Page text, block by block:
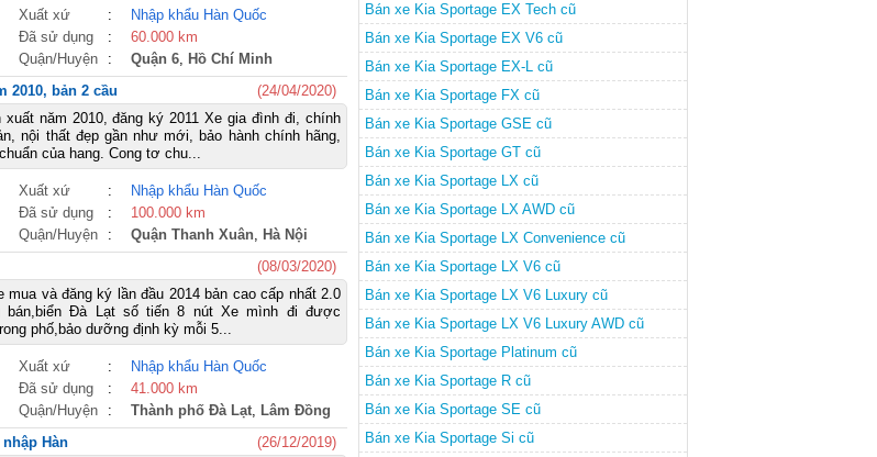
Xuất xứ :
Nhập khẩu Hàn Quốc
Đã sử dụng :
60.000 km
Quận/Huyện : Quận 6, Hồ Chí Minh
2010, bản 2 cầu
(24/04/2020)
xuất năm 2010, đăng ký 2011 Xe gia đình đi, chính
nội thất đẹp gần như mới, bảo hành chính hãng,
của hang. Cong tơ chu...
Xuất xứ :
Nhập khẩu Hàn Quốc
Đã sử dụng :
100.000 km
Quận/Huyện : Quận Thanh Xuân, Hà Nội
(08/03/2020)
mua và đăng ký lần đầu 2014 bản cao cấp nhất 2.0
bán,biển Đà Lạt số tiến 8 nút Xe mình đi được
phố,bảo dưỡng định kỳ mỗi 5...
Xuất xứ :
Nhập khẩu Hàn Quốc
Đã sử dụng :
41.000 km
Quận/Huyện : Thành phố Đà Lạt, Lâm Đồng
Hàn
(26/12/2019)
Bán xe Kia Sportage EX Tech cũ
Bán xe Kia Sportage EX V6 cũ
Bán xe Kia Sportage EX-L cũ
Bán xe Kia Sportage FX cũ
Bán xe Kia Sportage GSE cũ
Bán xe Kia Sportage GT cũ
Bán xe Kia Sportage LX cũ
Bán xe Kia Sportage LX AWD cũ
Bán xe Kia Sportage LX Convenience cũ
Bán xe Kia Sportage LX V6 cũ
Bán xe Kia Sportage LX V6 Luxury cũ
Bán xe Kia Sportage LX V6 Luxury AWD cũ
Bán xe Kia Sportage Platinum cũ
Bán xe Kia Sportage R cũ
Bán xe Kia Sportage SE cũ
Bán xe Kia Sportage Si cũ